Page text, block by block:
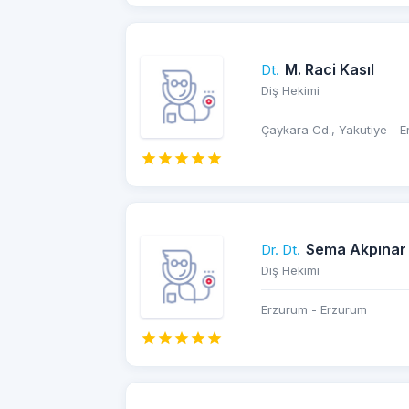
Dt. M. Raci Kasıl
Diş Hekimi
Çaykara Cd., Yakutiye -
Dr. Dt. Sema Akpınar
Diş Hekimi
Erzurum - Erzurum